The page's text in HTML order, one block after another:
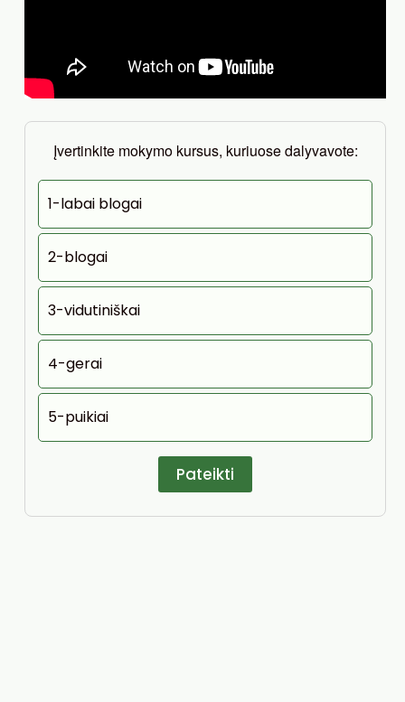
Įvertinkite mokymo kursus, kuriuose dalyvavote:
1-labai blogai
2-blogai
3-vidutiniškai
4-gerai
5-puikiai